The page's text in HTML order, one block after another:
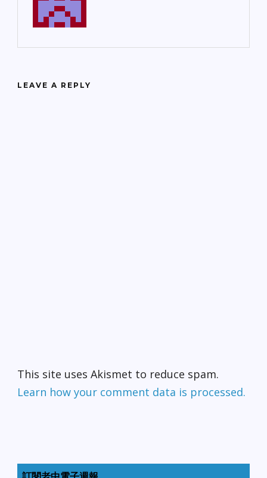
LEAVE A REPLY
This site uses Akismet to reduce spam.
Learn how your comment data is processed.